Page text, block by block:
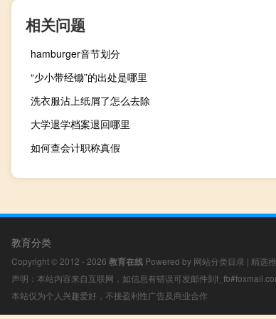
相关问题
hamburger音节划分
“少小带经锄”的出处是哪里
洗衣服沾上纸屑了怎么去除
大学退学档案退回哪里
如何查会计职称真假
教育分类
Copyright © 2012 - 2026 教育在线 Powered by 网站分类目录 | 精选
声明：本站内容来自互联网，如信息有错误可发邮件到
本站仅为个人兴趣爱好，不接盈利性广告及商业合作